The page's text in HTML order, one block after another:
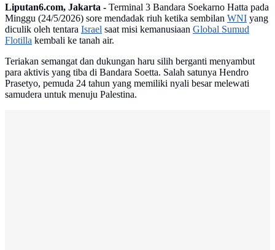
Liputan6.com, Jakarta - Terminal 3 Bandara Soekarno Hatta pada
Minggu (24/5/2026) sore mendadak riuh ketika sembilan WNI yang
diculik oleh tentara Israel saat misi kemanusiaan Global Sumud
Flotilla kembali ke tanah air.
Teriakan semangat dan dukungan haru silih berganti menyambut
para aktivis yang tiba di Bandara Soetta. Salah satunya Hendro
Prasetyo, pemuda 24 tahun yang memiliki nyali besar melewati
samudera untuk menuju Palestina.